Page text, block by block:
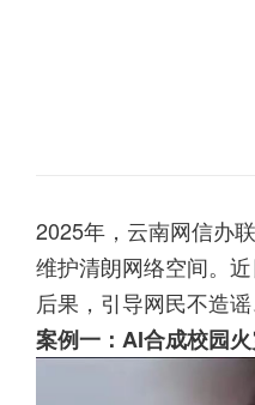
2025年，云南网信办
维护清朗网络空间。
后果，引导网民不造谣
案例一：AI合成校园